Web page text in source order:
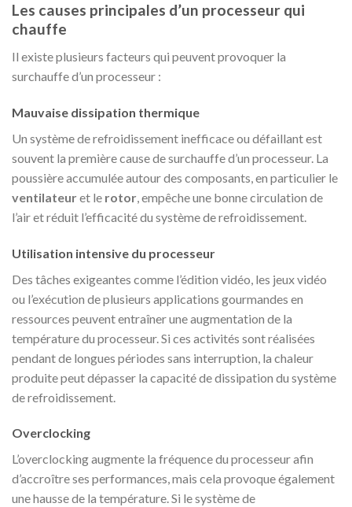
Les causes principales d’un processeur qui
chauffe
Il existe plusieurs facteurs qui peuvent provoquer la
surchauffe d’un processeur :
Mauvaise dissipation thermique
Un système de refroidissement inefficace ou défaillant est
souvent la première cause de surchauffe d’un processeur. La
poussière accumulée autour des composants, en particulier le
ventilateuret le rotor , empêche une bonne circulation de
l’air et réduit l’efficacité du système de refroidissement.
Utilisation intensive du processeur
Des tâches exigeantes comme l’édition vidéo, les jeux vidéo
ou l’exécution de plusieurs applications gourmandes en
ressources peuvent entraîner une augmentation de la
température du processeur. Si ces activités sont réalisées
pendant de longues périodes sans interruption, la chaleur
produite peut dépasser la capacité de dissipation du système
de refroidissement.
Overclocking
L’overclocking augmente la fréquence du processeur afin
d’accroître ses performances, mais cela provoque également
une hausse de la température. Si le système de